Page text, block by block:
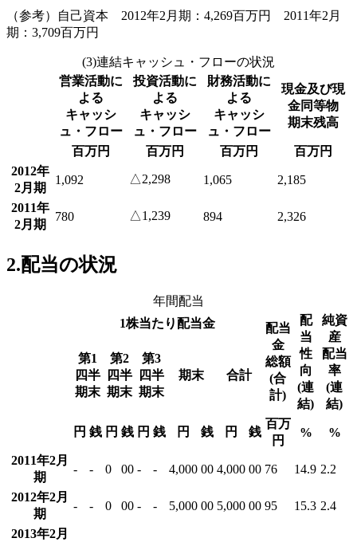
（参考）自己資本 2012年2月期：4,269百万円 2011年2月
期：3,709百万円
(3)連結キャッシュ・フローの状況
営業活動に
よる
キャッシ
ュ・フロー
投資活動に
よる
キャッシ
ュ・フロー
財務活動に
よる
キャッシ
ュ・フロー
現金及び現
金同等物
期末残高
百万円 百万円 百万円
百万円
2012年
2月期
1,092 △2,298 1,065 2,185
2011年
2月期
780 △1,239 894 2,326
2.配当の状況
年間配当
1株当たり配当金
配当
金
総額
(合
計)
配
当
性
向
(連
結)
純資
産
配当
率
(連
結)
第1
四半
期末
第2
四半
期末
第3
四半
期末
期末 合計
円 銭 円 銭 円 銭 円 銭 円 銭
百万
円
% %
2011年2月
期
- - 0 00 - - 4,000 00 4,000 00 76 14.9 2.2
2012年2月
期
- - 0 00 - - 5,000 00 5,000 00 95 15.3 2.4
2013年2月